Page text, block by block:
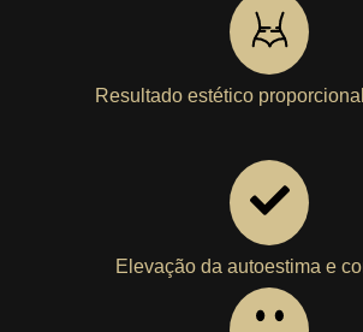
Resultado estético
Elevação da autoestima e